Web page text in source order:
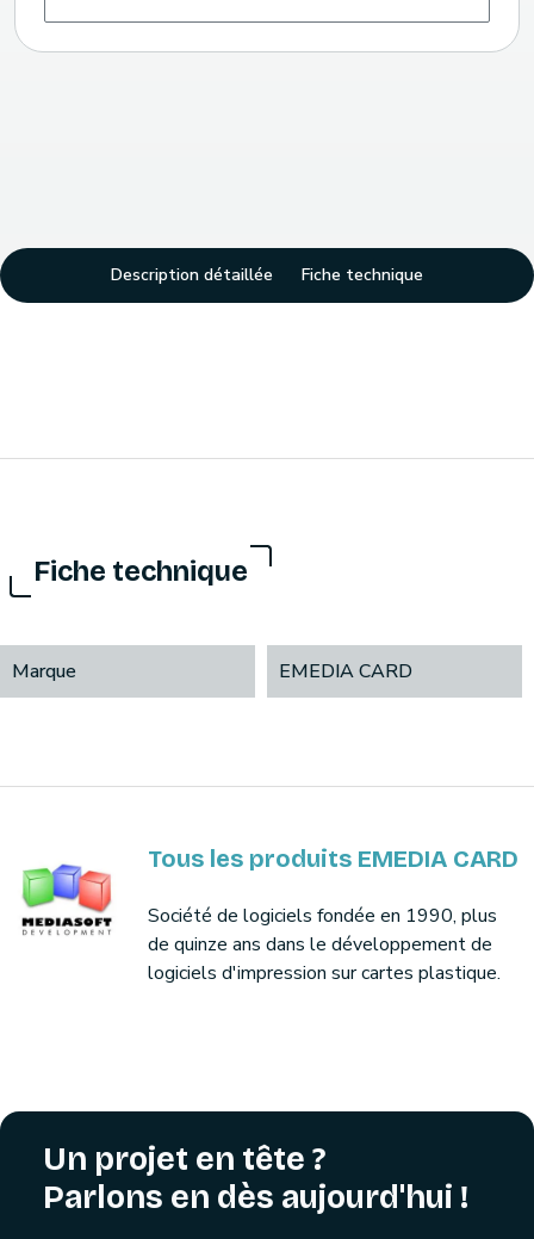
Description détaillée Fiche technique
Fiche technique
Marque EMEDIA CARD
Tous les produits EMEDIA CARD
Société de logiciels fondée en 1990, plus
de quinze ans dans le développement de
logiciels d'impression sur cartes plastique.
Un projet en tête ?
Parlons en dès aujourd'hui !